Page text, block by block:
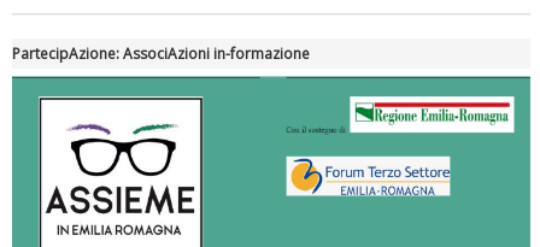
PartecipAzione: AssociAzioni in-formazione